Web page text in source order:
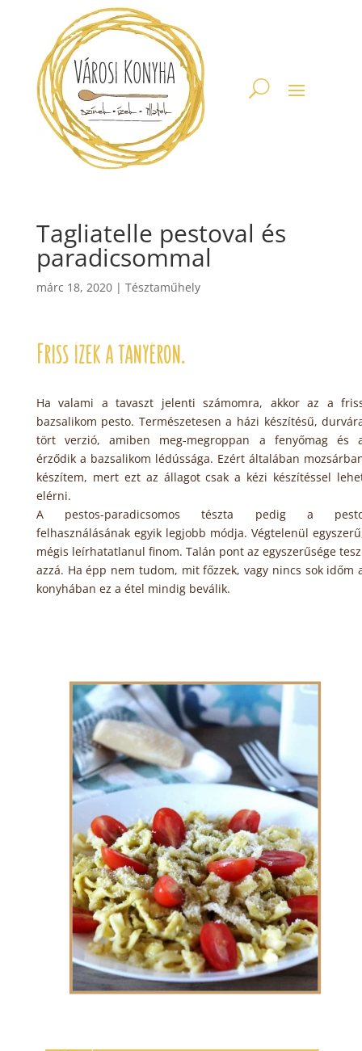
Tagliatelle pestoval és
paradicsommal
márc 18, 2020| Tésztaműhely
Friss ízek a tányéron.
Ha valami a tavaszt jelenti számomra, akkor az a
bazsalikom pesto. Természetesen a házi készítésű,
tört verzió, amiben meg-megroppan a fenyőmag és
érződik a bazsalikom lédússága. Ezért általában
készítem, mert ezt az állagot csak a kézi készítéssel
elérni.
A pestos-paradicsomos tészta pedig a
felhasználásának egyik legjobb módja. Végtelenül
mégis leírhatatlanul finom. Talán pont az egyszerűsége
azzá. Ha épp nem tudom, mit főzzek, vagy nincs sok időm
konyhában ez a étel mindig beválik.